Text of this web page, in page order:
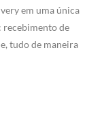
em uma única
de
tudo de maneira